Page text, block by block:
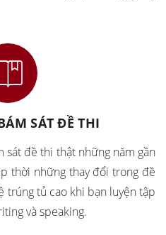
SÁT ĐỀ THI
sát đề thi thật những năm gần
thời những thay đổi trong đề
trúng tủ cao khi bạn luyện tập
và speaking.